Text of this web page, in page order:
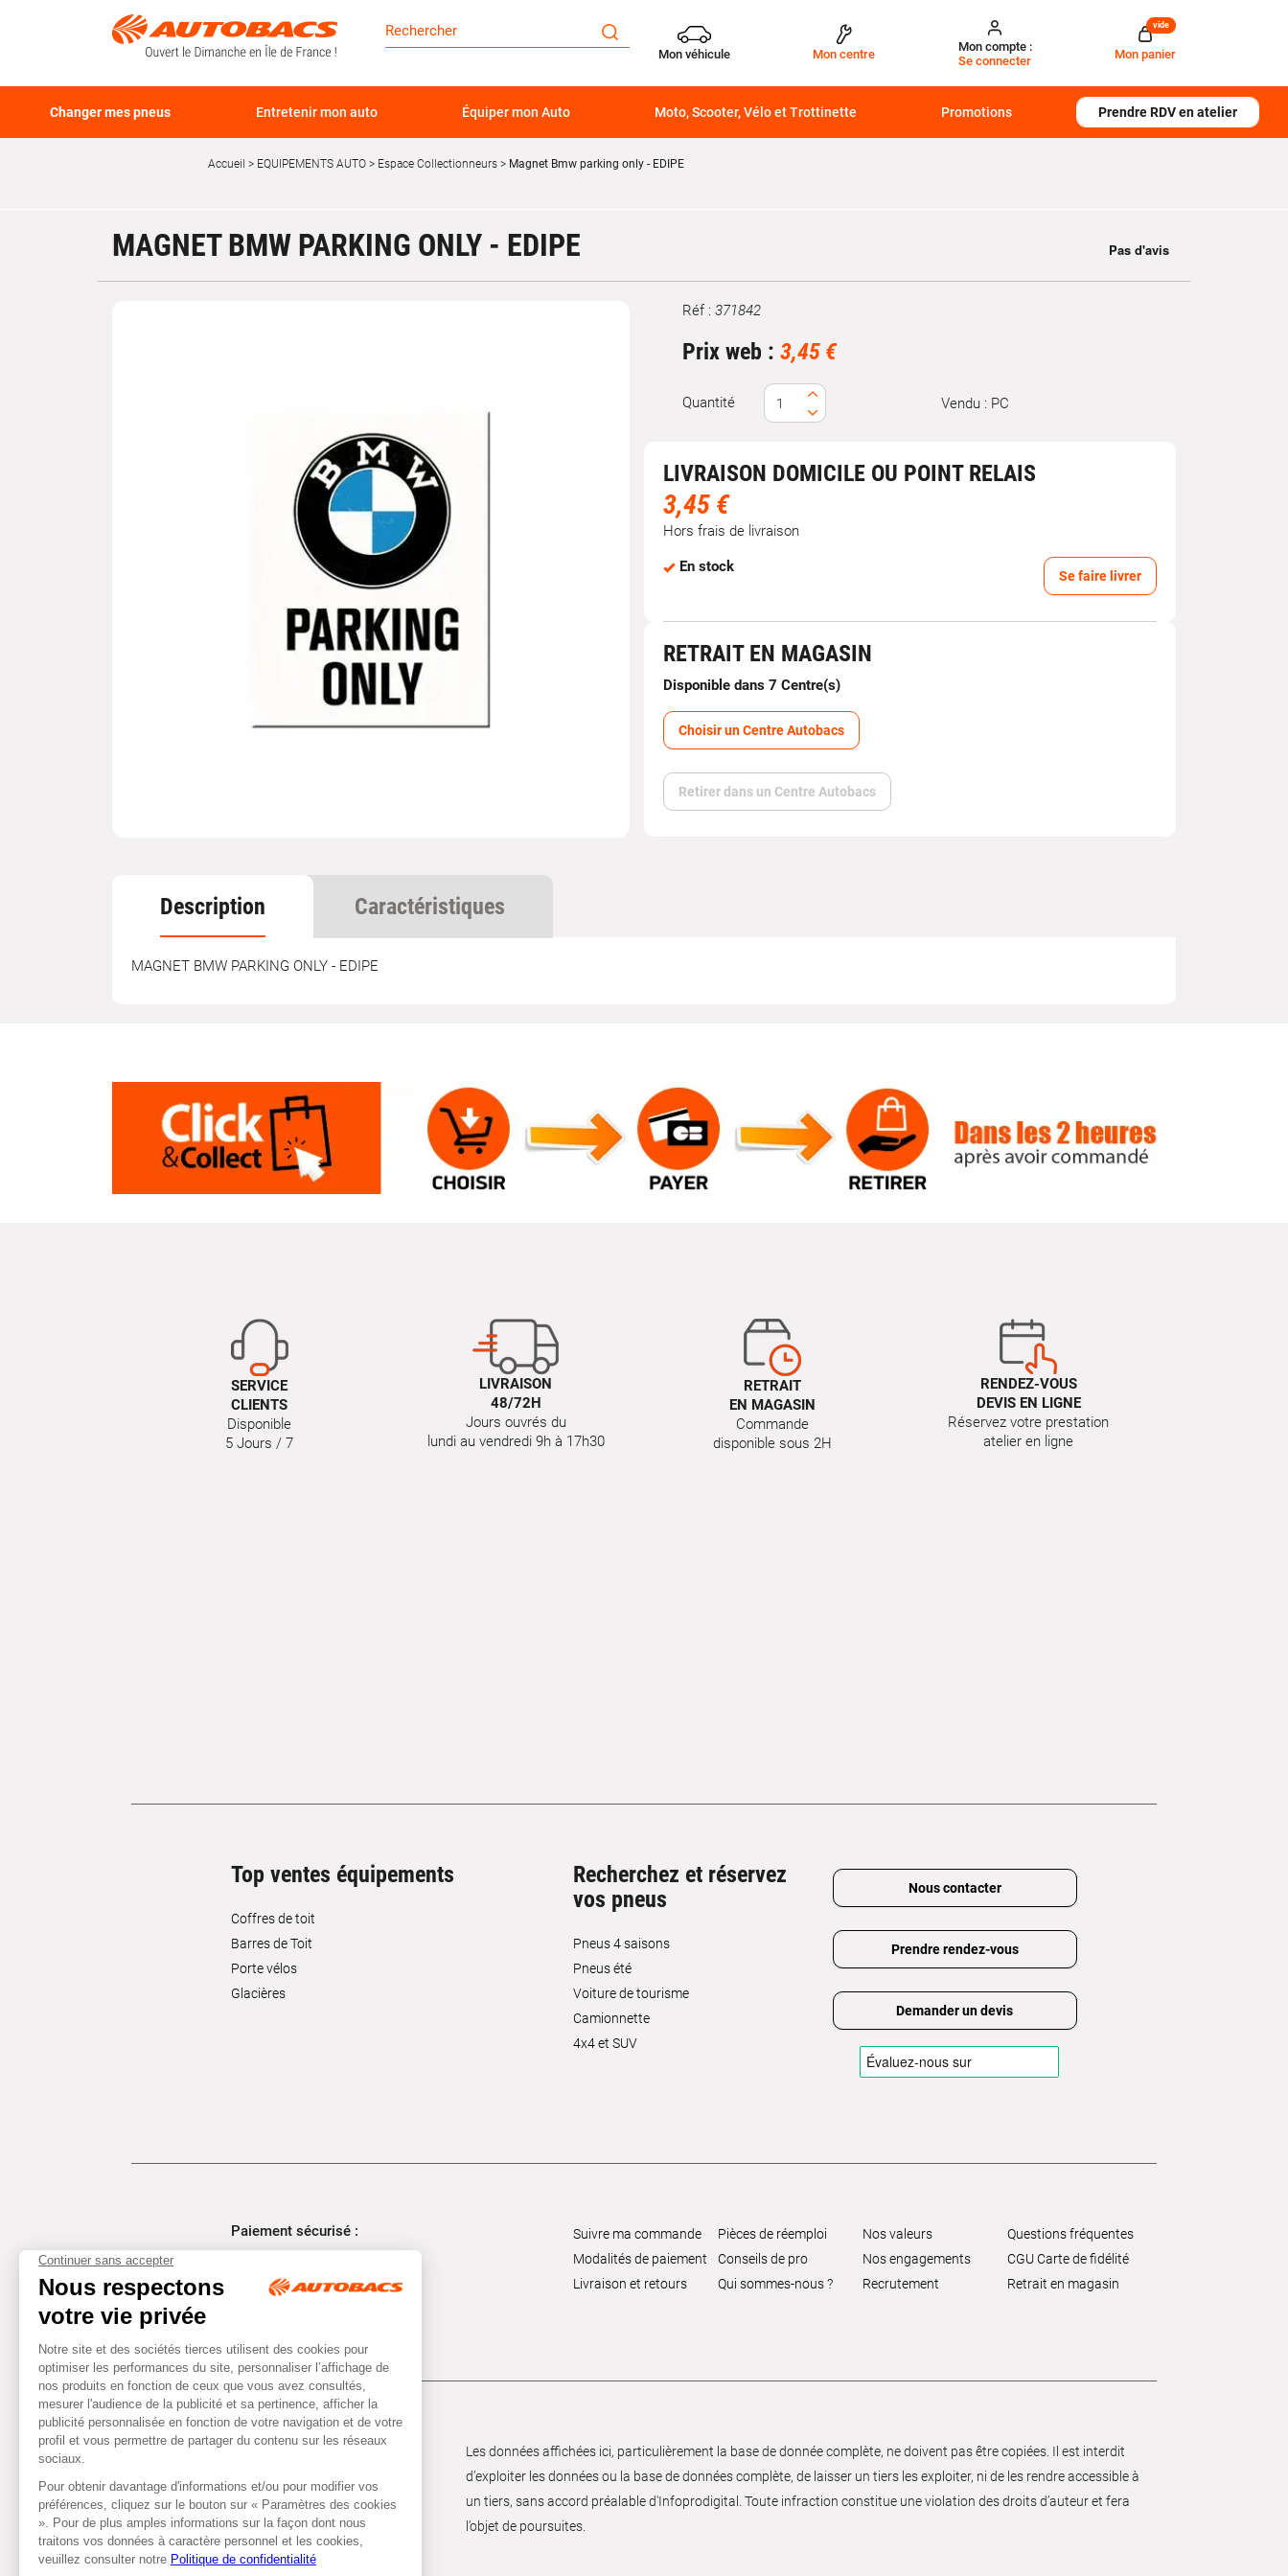
Mon véhicule Mon centre
Mon compte :
Se connecter
Mon panier
vide
Changer mes pneus Entretenir mon auto Équiper mon Auto Moto, Scooter, Vélo et Trottinette Promotions Prendre RDV en atelier
Accueil EQUIPEMENTS AUTO Espace Collectionneurs Magnet Bmw parking only - EDIPE
MAGNET BMW PARKING ONLY - EDIPE
Marque
Réf : 371842
Prix web : 3,45 €
Quantité Vendu : PC
LIVRAISON DOMICILE OU POINT RELAIS
3,45 €
Hors frais de livraison
En stock
Se faire livrer
RETRAIT EN MAGASIN
Disponible dans 7 Centre(s)
Choisir un Centre Autobacs
Retirer dans un Centre Autobacs
Description Caractéristiques
MAGNET BMW PARKING ONLY - EDIPE
SERVICE
CLIENTS
Disponible
5 Jours / 7
LIVRAISON
48/72H
Jours ouvrés du
lundi au vendredi 9h à 17h30
RETRAIT
EN MAGASIN
Commande
disponible sous 2H
RENDEZ-VOUS
DEVIS EN LIGNE
Réservez votre prestation
atelier en ligne
Top ventes équipements
Coffres de toit
Barres de Toit
Porte vélos
Glacières
Recherchez et réservez
vos pneus
Pneus 4 saisons
Pneus été
Voiture de tourisme
Camionnette
4x4 et SUV
Nous contacter
Prendre rendez-vous
Demander un devis
Paiement sécurisé :
Suivre ma commande
Modalités de paiement
Livraison et retours
Pièces de réemploi
Conseils de pro
Qui sommes-nous ?
Nos valeurs
Nos engagements
Recrutement
Questions fréquentes
CGU Carte de fidélité
Retrait en magasin
Les données affichées ici, particulièrement la base de donnée complète, ne doivent pas être copiées. Il est interdit
d’exploiter les données ou la base de données complète, de laisser un tiers les exploiter, ni de les rendre accessible à
un tiers, sans accord préalable d'Infoprodigital. Toute infraction constitue une violation des droits d’auteur et fera
l’objet de poursuites.